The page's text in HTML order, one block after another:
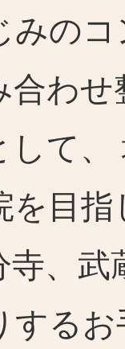
みの
合わ
して
を目
寺、
する